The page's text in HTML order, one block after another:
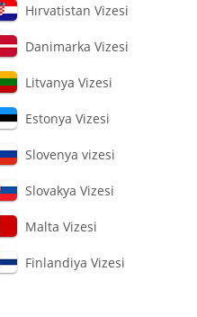
Hırvatistan Vizesi
Danimarka Vizesi
Litvanya Vizesi
Estonya Vizesi
Slovenya vizesi
Slovakya Vizesi
Malta Vizesi
Finlandiya Vizesi